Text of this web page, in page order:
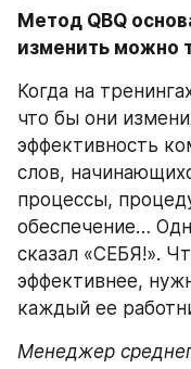
Метод QBQ
изменить можно
Когда на
что бы они
эффективность
слов,
процессы,
обеспечение…
сказал «СЕБЯ!».
эффективнее,
каждый ее
Менеджер